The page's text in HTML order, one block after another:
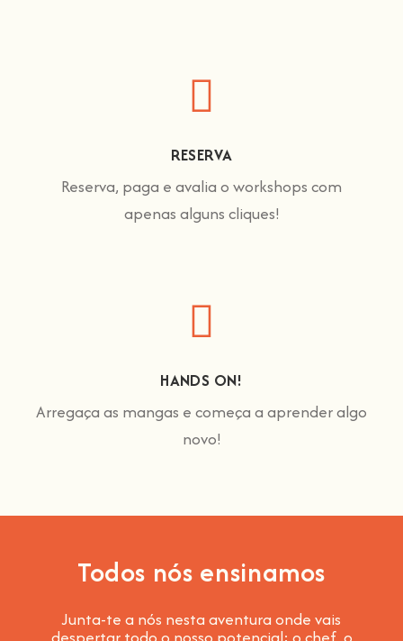
RESERVA
Reserva, paga e avalia o workshops com
apenas alguns cliques!
HANDS ON!
Arregaça as mangas e começa a aprender algo
novo!
Todos nós ensinamos
Junta-te a nós nesta aventura onde vais